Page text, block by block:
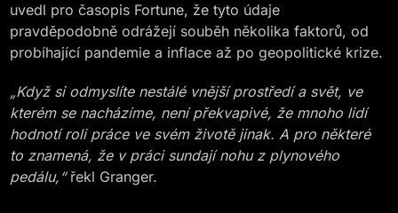
uvedl pro časopis Fortune, že tyto údaje
pravděpodobně odrážejí souběh několika faktorů, od
probíhající pandemie a inflace až po geopolitické krize.
„Když si odmyslíte nestálé vnější prostředí a svět, ve
kterém se nacházíme, není překvapivé, že mnoho lidí
hodnotí roli práce ve svém životě jinak. A pro některé
to znamená, že v práci sundají nohu z plynového
pedálu,“řekl Granger.